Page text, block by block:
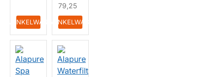
IN WINKELWAGEN
HUISMERK
79,25
IN WINKELWAGEN